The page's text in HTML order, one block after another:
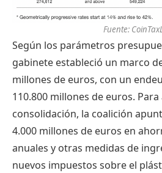
Fuente:
Según los parámetros
gabinete estableció un marco
millones de euros, con un
110.800 millones de euros.
consolidación, la coalición
4.000 millones de euros en
anuales y otras medidas de
nuevos impuestos sobre el